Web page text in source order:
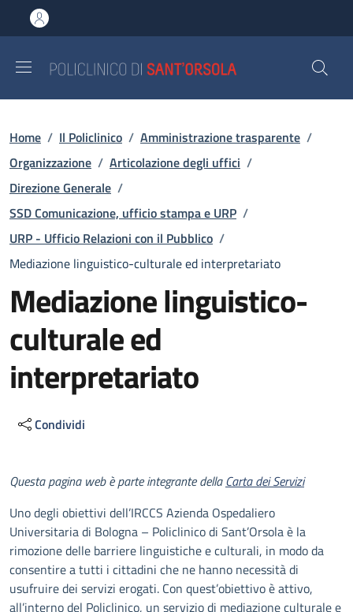
al contenuto principale
to footer content
Briciole di pane
Home / Il Policlinico / Amministrazione trasparente /
Organizzazione / Articolazione degli uffici /
Direzione Generale /
SSD Comunicazione, ufficio stampa e URP /
URP - Ufficio Relazioni con il Pubblico /
Mediazione linguistico-culturale ed interpretariato
Mediazione linguistico-
culturale ed
interpretariato
Condividi
Descrizione
Questa pagina web è parte integrante dellaCarta dei Servizi
Uno degli obiettivi dell’IRCCS Azienda Ospedaliero
Universitaria di Bologna – Policlinico di Sant’Orsola è la
rimozione delle barriere linguistiche e culturali, in modo da
consentire a tutti i cittadini che ne hanno necessità di
usufruire dei servizi erogati. Con quest’obiettivo è attivo,
all’interno del Policlinico, un servizio di mediazione culturale e